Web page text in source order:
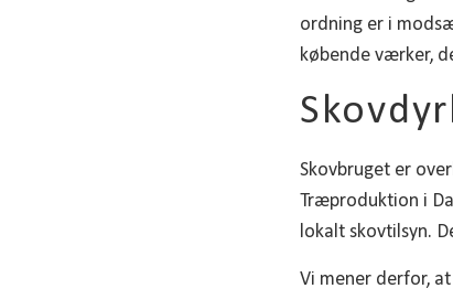
ordning er i
købende værker,
Skovbruget er
Træproduktion i
lokalt skovtilsyn.
Vi mener derfor,